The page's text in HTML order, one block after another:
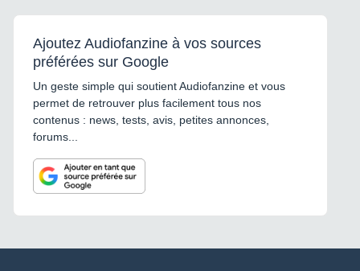
Ajoutez Audiofanzine à vos sources
préférées sur Google
Un geste simple qui soutient Audiofanzine et vous
permet de retrouver plus facilement tous nos
contenus : news, tests, avis, petites annonces,
forums...